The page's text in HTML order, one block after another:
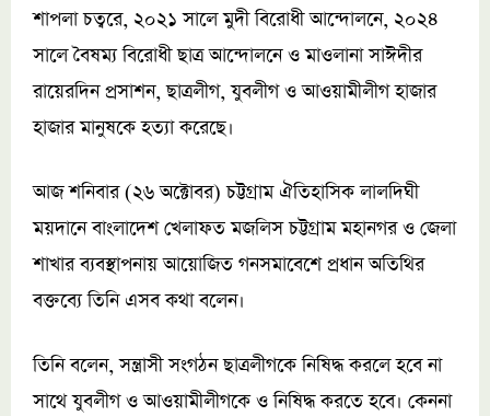
শাপলা চত্বরে, ২০২১ সালে মুদী বিরোধী আন্দোলনে, ২০২৪
সালে বৈষম্য বিরোধী ছাত্র আন্দোলনে ও মাওলানা সাঈদীর
রায়েরদিন প্রসাশন, ছাত্রলীগ, যুবলীগ ও আওয়ামীলীগ হাজার
হাজার মানুষকে হত্যা করেছে।
আজ শনিবার (২৬ অক্টোবর) চট্টগ্রাম ঐতিহাসিক লালদিঘী
ময়দানে বাংলাদেশ খেলাফত মজলিস চট্টগ্রাম মহানগর ও জেলা
শাখার ব্যবস্থাপনায় আয়োজিত গনসমাবেশে প্রধান অতিথির
বক্তব্যে তিনি এসব কথা বলেন।
তিনি বলেন, সন্ত্রাসী সংগঠন ছাত্রলীগকে নিষিদ্ধ করলে হবে না
সাথে যুবলীগ ও আওয়ামীলীগকে ও নিষিদ্ধ করতে হবে। কেননা